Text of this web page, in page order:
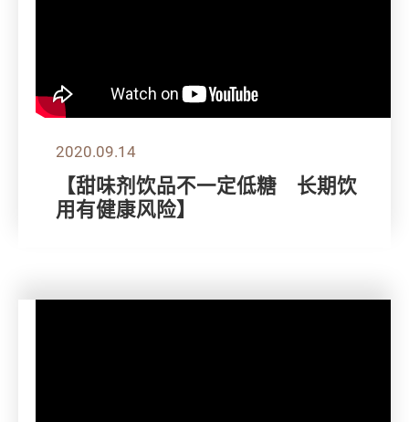
2020.09.14
【甜味剂饮品不一定低糖 长期饮
用有健康风险】